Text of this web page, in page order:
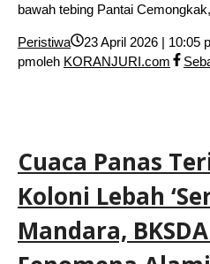
bawah tebing Pantai
Peristiwa 23 April 2026 | 10:05
pmoleh KORANJURI.com
Cuaca Panas
Koloni Lebah
Mandara,